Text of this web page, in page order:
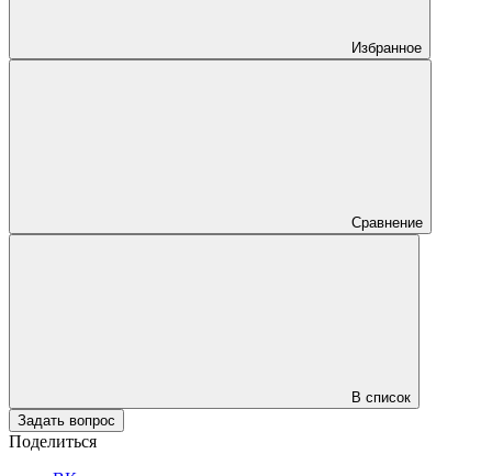
Избранное
Сравнение
В список
Задать вопрос
Поделиться